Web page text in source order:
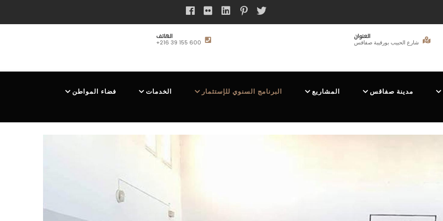
العنوان
شارع الحبيب بورقيبة صفاقس
الهاتف
+216 39 155 600
مدينة صفاقس المشاريع البرنامج السنوي للإستثمار الخدمات فضاء المواطن